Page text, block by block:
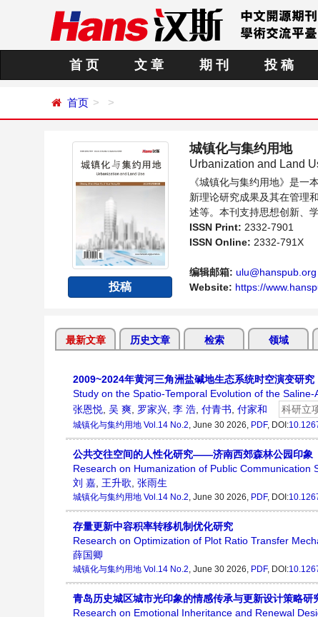
首 页 文 章 期 刊 投 稿
首页
投稿
城镇化与集约用地
Urbanization and Land
《城镇化与集约用地》是
新理论研究成果及其在管理
述等。本刊支持思想创新、
的科学家、学者、科研人员
ISSN Print: 2332-7901
ISSN Online: 2332-791X
编辑邮箱: ulu@hanspub.org
Website: https://
最新文章 历史文章 检索 领域
2009~2024年黄河三角洲盐碱地生态系统时空演变研究
Study on the Spatio-Temporal Evolution of the
张恩悦, 吴 爽, 罗家兴, 李 浩, 付青书, 付家和 科研立
城镇化与集约用地 Vol.14 No.2, June 30 2026, PDF, DOI:
公共交往空间的人性化研究——济南西郊森林公园印象
Research on Humanization of Public
刘 嘉, 王升歌, 张雨生
城镇化与集约用地 Vol.14 No.2, June 30 2026, PDF, DOI:
存量更新中容积率转移机制优化研究
Research on Optimization of Plot Ratio Transfer
薛国卿
城镇化与集约用地 Vol.14 No.2, June 30 2026, PDF, DOI:
青岛历史城区城市光印象的情感传承与更新设计策略研
Research on Emotional Inheritance and Renewal